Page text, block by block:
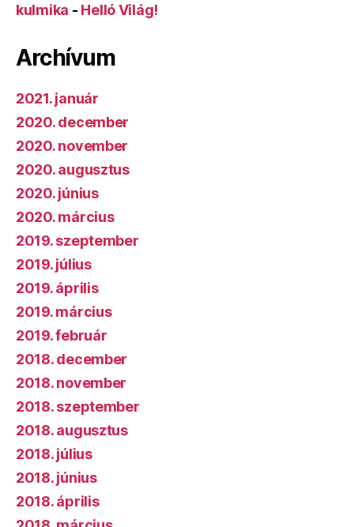
kulmika - Helló Világ!
Archívum
2021. január
2020. december
2020. november
2020. augusztus
2020. június
2020. március
2019. szeptember
2019. július
2019. április
2019. március
2019. február
2018. december
2018. november
2018. szeptember
2018. augusztus
2018. július
2018. június
2018. április